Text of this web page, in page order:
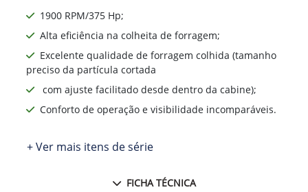
1900 RPM/375 Hp;
Alta eficiência na colheita de forragem;
Excelente qualidade de forragem colhida (tamanho
preciso da partícula cortada
com ajuste facilitado desde dentro da cabine);
Conforto de operação e visibilidade incomparáveis.
+ Ver mais itens de série
FICHA TÉCNICA